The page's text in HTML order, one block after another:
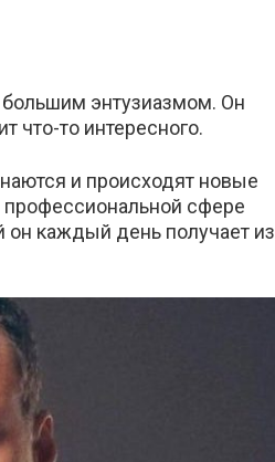
энтузиазмом. Он
что-то интересного.
и происходят новые
профессиональной сфере
он каждый день получает из